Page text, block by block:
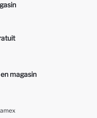
magasin